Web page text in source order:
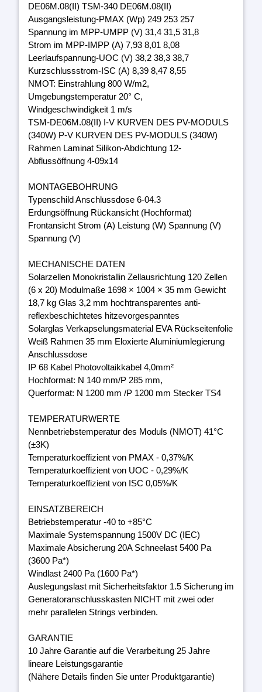
DE06M.08(II) TSM-340 DE06M.08(II)
Ausgangsleistung-PMAX (Wp) 249 253 257
Spannung im MPP-UMPP (V) 31,4 31,5 31,8
Strom im MPP-IMPP (A) 7,93 8,01 8,08
Leerlaufspannung-UOC (V) 38,2 38,3 38,7
Kurzschlussstrom-ISC (A) 8,39 8,47 8,55
NMOT: Einstrahlung 800 W/m2,
Umgebungstemperatur 20° C,
Windgeschwindigkeit 1 m/s
TSM-DE06M.08(II) I-V KURVEN DES PV-MODULS
(340W) P-V KURVEN DES PV-MODULS (340W)
Rahmen Laminat Silikon-Abdichtung 12-
Abflussöffnung 4-09x14
MONTAGEBOHRUNG
Typenschild Anschlussdose 6-04.3
Erdungsöffnung Rückansicht (Hochformat)
Frontansicht Strom (A) Leistung (W) Spannung (V)
Spannung (V)
MECHANISCHE DATEN
Solarzellen Monokristallin Zellausrichtung 120 Zellen
(6 x 20) Modulmaße 1698 × 1004 × 35 mm Gewicht
18,7 kg Glas 3,2 mm hochtransparentes anti-
reflexbeschichtetes hitzevorgespanntes
Solarglas Verkapselungsmaterial EVA Rückseitenfolie
Weiß Rahmen 35 mm Eloxierte Aluminiumlegierung
Anschlussdose
IP 68 Kabel Photovoltaikkabel 4,0mm²
Hochformat: N 140 mm/P 285 mm,
Querformat: N 1200 mm /P 1200 mm Stecker TS4
TEMPERATURWERTE
Nennbetriebstemperatur des Moduls (NMOT) 41°C
(±3K)
Temperaturkoeffizient von PMAX - 0,37%/K
Temperaturkoeffizient von UOC - 0,29%/K
Temperaturkoeffizient von ISC 0,05%/K
EINSATZBEREICH
Betriebstemperatur -40 to +85°C
Maximale Systemspannung 1500V DC (IEC)
Maximale Absicherung 20A Schneelast 5400 Pa
(3600 Pa*)
Windlast 2400 Pa (1600 Pa*)
Auslegungslast mit Sicherheitsfaktor 1.5 Sicherung im
Generatoranschlusskasten NICHT mit zwei oder
mehr parallelen Strings verbinden.
GARANTIE
10 Jahre Garantie auf die Verarbeitung 25 Jahre
lineare Leistungsgarantie
(Nähere Details finden Sie unter Produktgarantie)